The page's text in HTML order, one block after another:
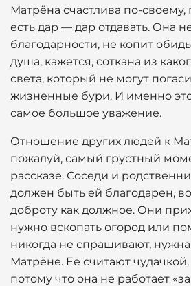
Матрёна счастлива по-своему,
есть дар — дар отдавать. Она
благодарности, не копит
душа, кажется, соткана из
света, который не могут
жизненные бури. И именно
самое большое уважение.
Отношение других людей к
пожалуй, самый грустный
рассказе. Соседи и
должен быть ей благодарен,
доброту как должное. Они
нужно вскопать огород или
никогда не спрашивают,
Матрёне. Её считают
потому что она не работает